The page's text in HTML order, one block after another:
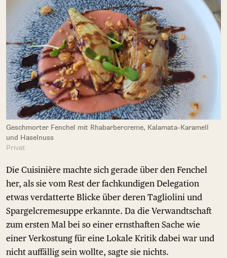
Geschmorter Fenchel mit Rhabarbercreme, Kalamata-Karamell
und Haselnuss
Privat
Die Cuisinière machte sich gerade über den Fenchel
her, als sie vom Rest der fachkundigen Delegation
etwas verdatterte Blicke über deren Tagliolini und
Spargelcremesuppe erkannte. Da die Verwandtschaft
zum ersten Mal bei so einer ernsthaften Sache wie
einer Verkostung für eine Lokale Kritik dabei war und
nicht auffällig sein wollte, sagte sie nichts.